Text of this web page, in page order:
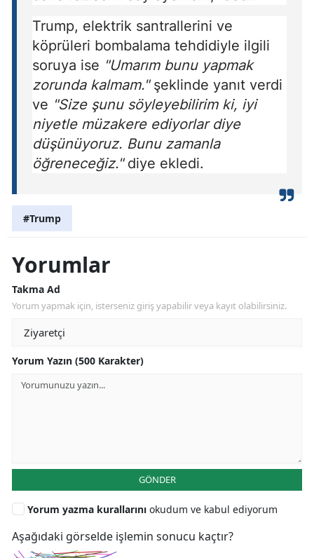
Trump, elektrik santrallerini ve
köprüleri bombalama tehdidiyle ilgili
soruya ise "Umarım bunu yapmak
zorunda kalmam."şeklinde yanıt verdi
ve "Size şunu söyleyebilirim ki, iyi
niyetle müzakere ediyorlar diye
düşünüyoruz. Bunu zamanla
öğreneceğiz."diye ekledi.
#Trump
Yorumlar
Takma Ad
Yorum yapmak için, isterseniz giriş yapabilir veya kayıt olabilirsiniz.
Yorum Yazın (500 Karakter)
GÖNDER
Yorum yazma kurallarını okudum ve kabul ediyorum
Aşağıdaki görselde işlemin sonucu kaçtır?